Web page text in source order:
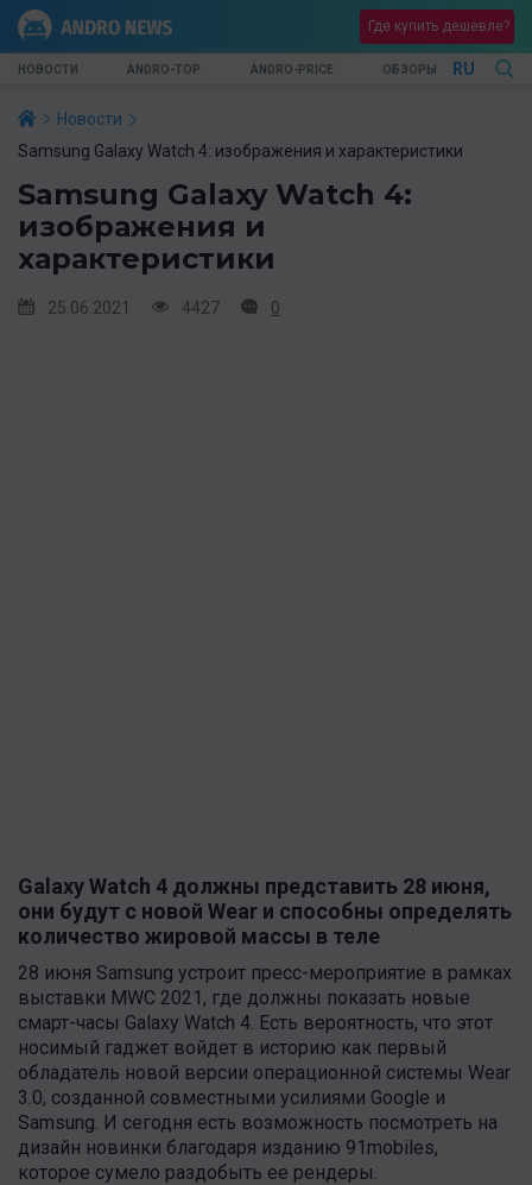
Где купить дешевле?
НОВОСТИ ANDRO-TOP ANDRO-PRICE ОБЗОРЫ RU
Новости
Samsung Galaxy Watch 4: изображения и характеристики
Samsung Galaxy Watch 4:
изображения и
характеристики
25.06.2021 4427 0
Galaxy Watch 4 должны представить 28 июня,
они будут с новой Wear и способны определять
количество жировой массы в теле
28 июня Samsung устроит пресс-мероприятие в рамках
выставки MWC 2021, где должны показать новые
смарт-часы Galaxy Watch 4. Есть вероятность, что этот
носимый гаджет войдет в историю как первый
обладатель новой версии операционной системы Wear
3.0, созданной совместными усилиями Google и
Samsung. И сегодня есть возможность посмотреть на
дизайн новинки благодаря изданию 91mobiles,
которое сумело раздобыть ее рендеры.